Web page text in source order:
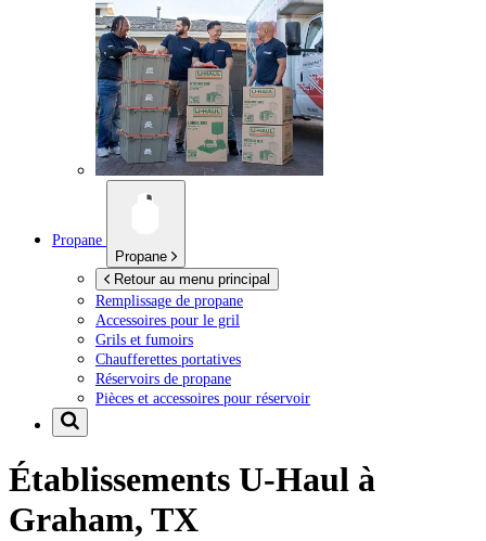
Propane
Propane
Retour au menu principal
Remplissage de propane
Accessoires pour le gril
Grils et fumoirs
Chaufferettes portatives
Réservoirs de propane
Pièces et accessoires pour réservoir
Établissements U-Haul à
Graham, TX